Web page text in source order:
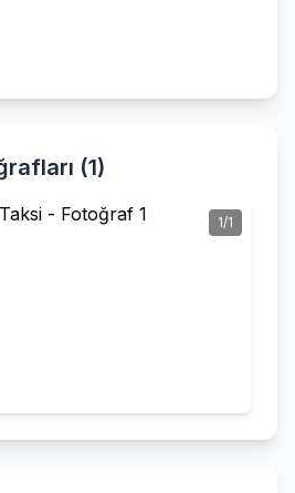
(1)
1/1